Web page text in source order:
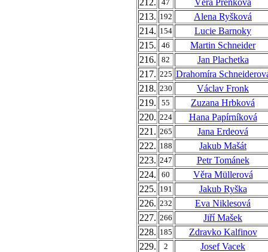
212.
47
Věra Preňková
213. 192
Alena Ryšková
214. 154
Lucie Barnoky
215.
46
Martin Schneider
216.
82
Jan Plachetka
217. 225 Drahomíra
218. 230
Václav Fronk
219.
55
Zuzana Hrbková
220. 224
Hana Papírníková
221. 265
Jana Erdeová
222. 188
Jakub Mašát
223. 247
Petr Tománek
224.
60
Věra Müllerová
225. 191
Jakub Ryška
226. 232
Eva Niklesová
227. 266
Jiří Mašek
228. 185
Zdravko Kalfinov
229.
2
Josef Vacek